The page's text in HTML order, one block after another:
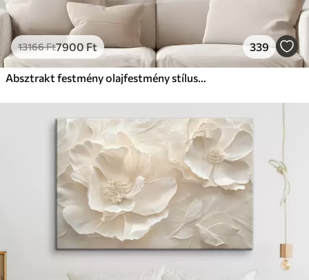
13166Ft7900Ft 339
Absztrakt festmény olajfestmény stílusban